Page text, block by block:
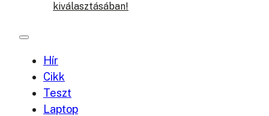
kiválasztásában!
Hír
Cikk
Teszt
Laptop